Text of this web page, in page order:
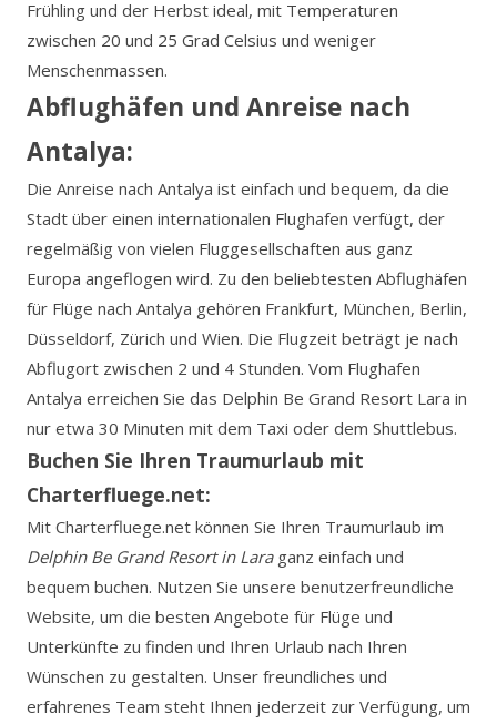
Frühling und der Herbst ideal, mit Temperaturen
zwischen 20 und 25 Grad Celsius und weniger
Menschenmassen.
Abflughäfen und Anreise nach
Antalya:
Die Anreise nach Antalya ist einfach und bequem, da die
Stadt über einen internationalen Flughafen verfügt, der
regelmäßig von vielen Fluggesellschaften aus ganz
Europa angeflogen wird. Zu den beliebtesten Abflughäfen
für Flüge nach Antalya gehören Frankfurt, München, Berlin,
Düsseldorf, Zürich und Wien. Die Flugzeit beträgt je nach
Abflugort zwischen 2 und 4 Stunden. Vom Flughafen
Antalya erreichen Sie das Delphin Be Grand Resort Lara in
nur etwa 30 Minuten mit dem Taxi oder dem Shuttlebus.
Buchen Sie Ihren Traumurlaub mit
Charterfluege.net:
Mit Charterfluege.net können Sie Ihren Traumurlaub im
Delphin Be Grand Resort in Laraganz einfach und
bequem buchen. Nutzen Sie unsere benutzerfreundliche
Website, um die besten Angebote für Flüge und
Unterkünfte zu finden und Ihren Urlaub nach Ihren
Wünschen zu gestalten. Unser freundliches und
erfahrenes Team steht Ihnen jederzeit zur Verfügung, um